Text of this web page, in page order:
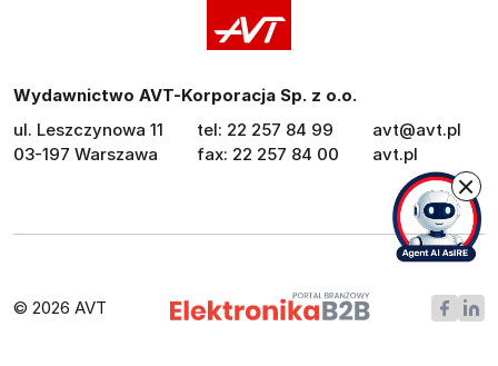
Wydawnictwo AVT-Korporacja Sp. z o.o.
ul. Leszczynowa 11
03-197 Warszawa
tel: 22 257 84 99
fax: 22 257 84 00
avt@avt.pl
avt.pl
© 2026 AVT